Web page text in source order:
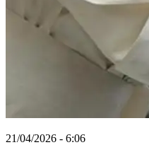
21/04/2026 - 6:06